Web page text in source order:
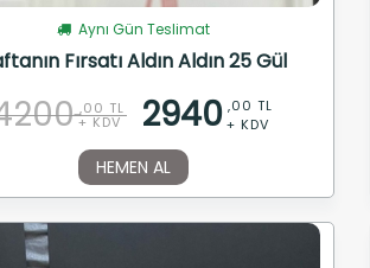
Aynı Gün Teslimat
Fırsatı Aldın Aldın 25 Gül
,00 TL
+ KDV 2940 ,00 TL
+ KDV
HEMEN AL